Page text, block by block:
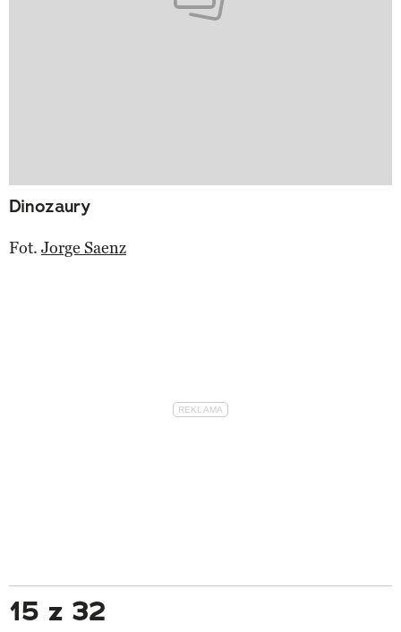
Dinozaury
Fot. Jorge Saenz
15 z 32